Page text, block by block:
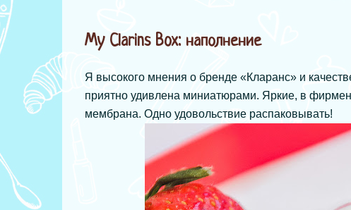
My Clarins Box: наполнение
Я высокого мнения о бренде «Кларанс» и
приятно удивлена миниатюрами. Яркие, в
мембрана. Одно удовольствие распаковывать!